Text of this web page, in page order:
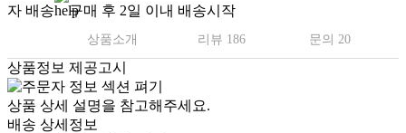
자 배송 구매 후 2일 이내 배송시작
상품소개 리뷰 186 문의 20
상품정보 제공고시
상품 상세 설명을 참고해주세요.
배송 상세정보